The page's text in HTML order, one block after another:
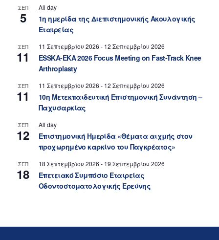
ΣΕΠ
5
All day
1η ημερίδα της Διεπιστημονικής Ακουλογικής
Εταιρείας
ΣΕΠ
11
11 Σεπτεμβρίου 2026 - 12 Σεπτεμβρίου 2026
ESSKA-EKA 2026 Focus Meeting on Fast-Track Knee
Arthroplasty
ΣΕΠ
11
11 Σεπτεμβρίου 2026 - 12 Σεπτεμβρίου 2026
10η Μετεκπαιδευτική Επιστημονική Συνάντηση –
Παχυσαρκίας
ΣΕΠ
12
All day
Επιστημονική Ημερίδα «Θέματα αιχμής στον
προχωρημένο καρκίνο του Παγκρέατος»
ΣΕΠ
18
18 Σεπτεμβρίου 2026 - 19 Σεπτεμβρίου 2026
Επετειακό Συμπόσιο Εταιρείας
Οδοντοστοματολογικής Ερεύνης